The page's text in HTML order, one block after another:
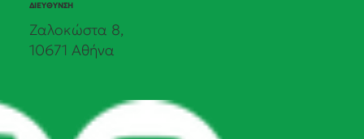
ΔΙΕΥΘΥΝΣΗ
Ζαλοκώστα 8,
10671 Αθήνα